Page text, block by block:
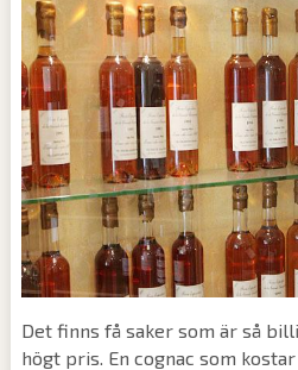
Det finns få saker som är så
högt pris. En cognac som